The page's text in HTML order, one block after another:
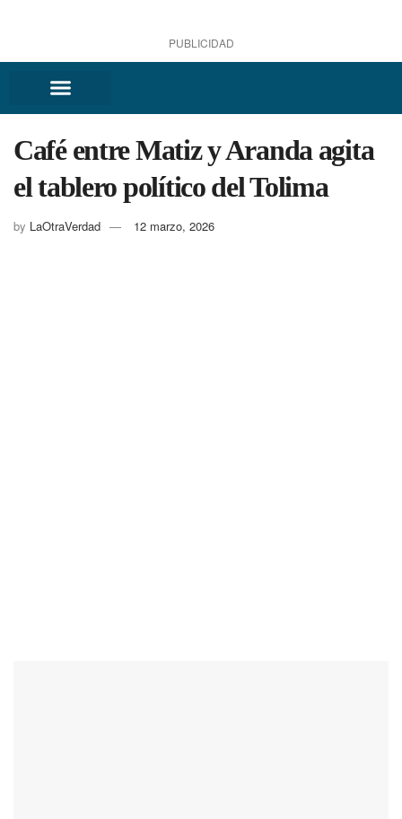
PUBLICIDAD
Café entre Matiz y Aranda agita
el tablero político del Tolima
by LaOtraVerdad 12 marzo, 2026